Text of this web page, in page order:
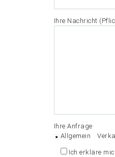
Ihre Nachricht
Ihre Anfrage
Allgemein
Ich erkläre